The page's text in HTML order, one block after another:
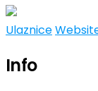
Ulaznice
Info